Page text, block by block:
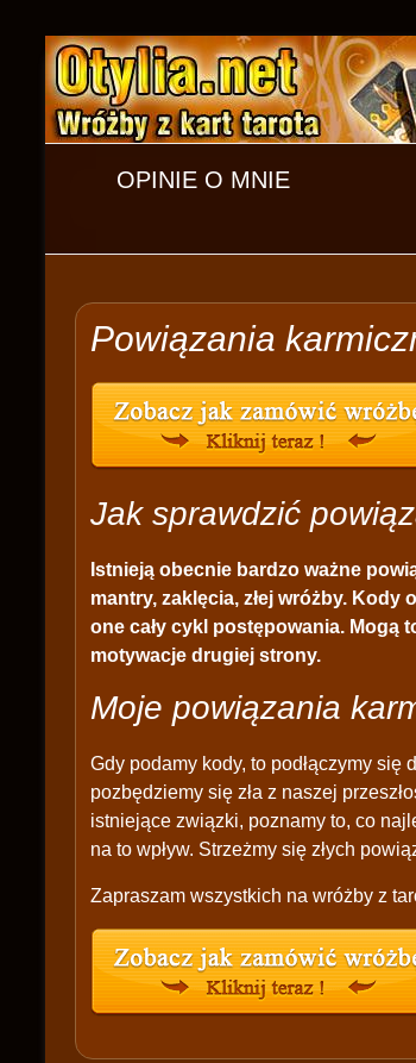
OPINIE O MNIE
Powiązania
Jak sprawdzić
Istnieją obecnie bardzo ważne
mantry, zaklęcia, złej wróżby.
one cały cykl postępowania. Mogą
motywacje drugiej strony.
Moje powiązania
Gdy podamy kody, to podłączymy
pozbędziemy się zła z naszej
istniejące związki, poznamy to, co
na to wpływ. Strzeżmy się złych
Zapraszam wszystkich na wróżby z